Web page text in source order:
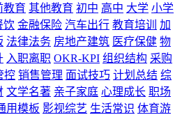
教育 其他教育 初中 高中 大学 小学
饮 金融保险 汽车出行 教育培训
加
法律法务 房地产建筑 医疗保健 物
入职离职 OKR-KPI 组织结构 采购
控 销售管理 面试技巧 计划总结 综
文学名著 亲子家庭 心理成长 职场
用模板 影视综艺 生活常识 体育游